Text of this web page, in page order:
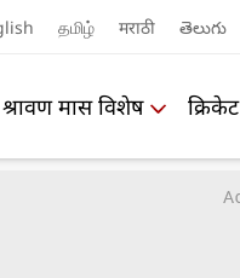
தமிழ் मराठी తెలుగు
श्रावण मास विशेष क्रिकेट